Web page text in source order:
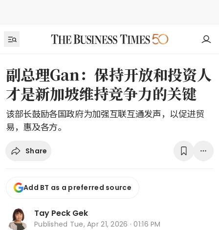
副总理Gan：保持开放和投资人
才是新加坡维持竞争力的关键
该部长鼓励各国政府为加强互联互通发声，以促进贸
易，惠及各方。
Share
Add BT as a preferred source
Tay Peck Gek
Published Tue, Apr 21, 2026 · 01:16 PM